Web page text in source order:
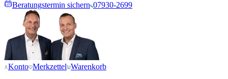
Beratungstermin sichern 07930-2699
Konto Merkzettel Warenkorb